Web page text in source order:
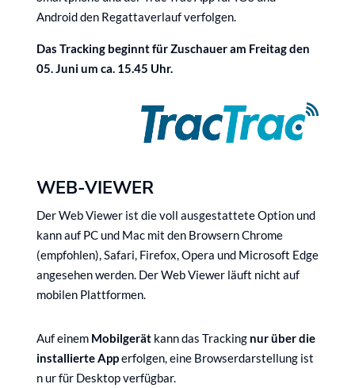
Android den Regattaverlauf verfolgen.
Das Tracking beginnt für Zuschauer am Freitag den
05. Juni um ca. 15.45 Uhr.
WEB-VIEWER
Der Web Viewer ist die voll ausgestattete Option und
kann auf PC und Mac mit den Browsern Chrome
(empfohlen), Safari, Firefox, Opera und Microsoft Edge
angesehen werden. Der Web Viewer läuft nicht auf
mobilen Plattformen.
Auf einem Mobilgerätkann das Tracking nur über die
installierte Apperfolgen, eine Browserdarstellung ist
n ur für Desktop verfügbar.